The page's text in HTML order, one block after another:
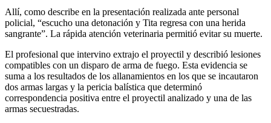
Allí, como describe en la presentación realizada ante personal
policial, “escucho una detonación y Tita regresa con una herida
sangrante”. La rápida atención veterinaria permitió evitar su muerte.
El profesional que intervino extrajo el proyectil y describió lesiones
compatibles con un disparo de arma de fuego. Esta evidencia se
suma a los resultados de los allanamientos en los que se incautaron
dos armas largas y la pericia balística que determinó
correspondencia positiva entre el proyectil analizado y una de las
armas secuestradas.